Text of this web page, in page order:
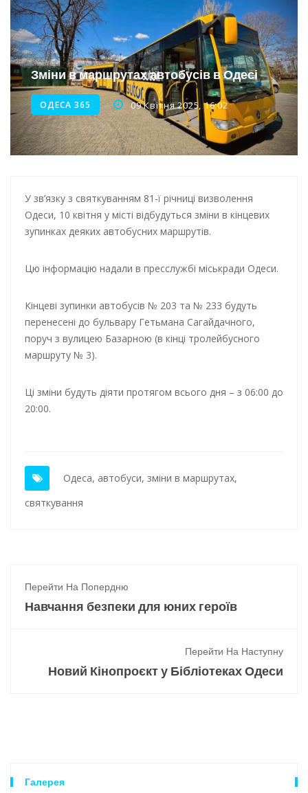
Інтеграція ветеранів в українське суспільство
Нічна атака на Одесу: наслідки обстрілу
Енергетична підтримка для Одеси
Зміни в маршрутах автобусів в Одесі
ОДЕСА 365 09 Квітня 2025, 16:02
У зв’язку з святкуванням 81-ї річниці визволення
Одеси, 10 квітня у місті відбудуться зміни в кінцевих
зупинках деяких автобусних маршрутів.
Цю інформацію надали в пресслужбі міськради Одеси.
Кінцеві зупинки автобусів № 203 та № 233 будуть
перенесені до бульвару Гетьмана Сагайдачного,
поруч з вулицею Базарною (в кінці тролейбусного
маршруту № 3).
Ці зміни будуть діяти протягом всього дня – з 06:00 до
20:00.
Одеса, автобуси, зміни в маршрутах,
святкування
Перейти На Попердню
Навчання безпеки для юних героїв
Перейти На Наступну
Новий Кінопроєкт у Бібліотеках Одеси
Галерея